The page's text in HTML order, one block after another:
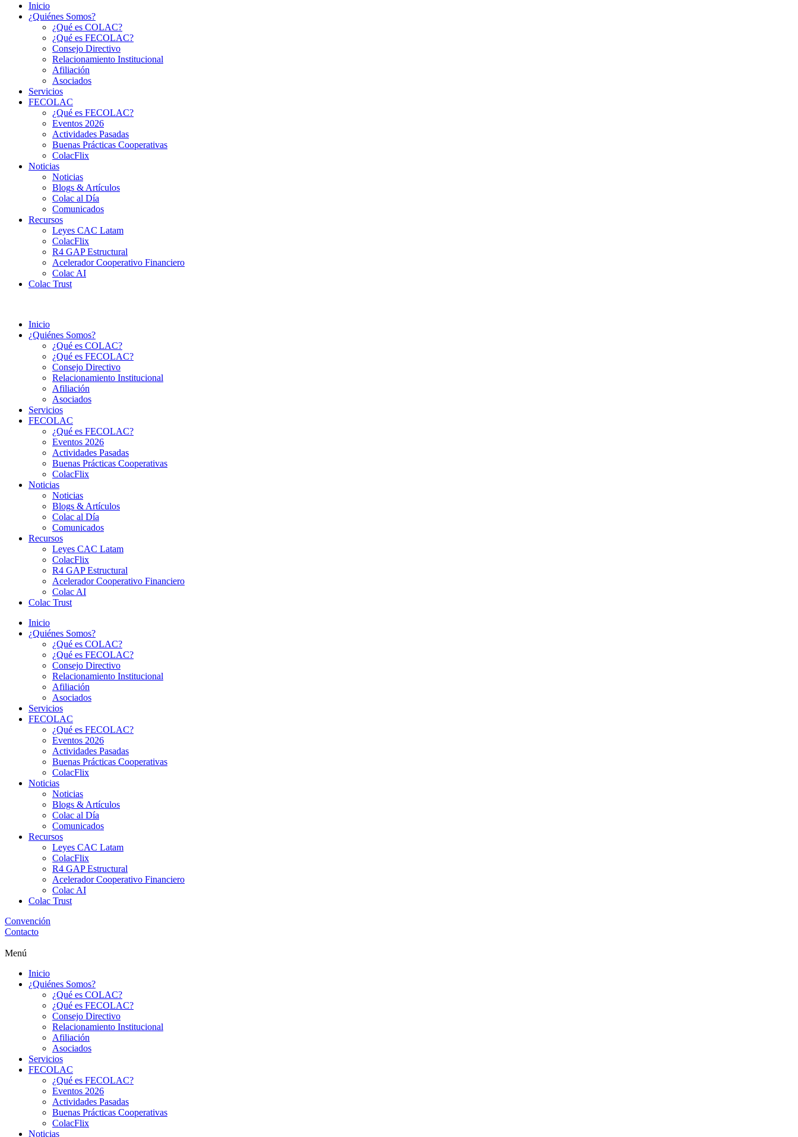
Inicio
¿Quiénes Somos?
¿Qué es COLAC?
¿Qué es FECOLAC?
Consejo Directivo
Relacionamiento Institucional
Afiliación
Asociados
Servicios
FECOLAC
¿Qué es FECOLAC?
Eventos 2026
Actividades Pasadas
Buenas Prácticas Cooperativas
ColacFlix
Noticias
Noticias
Blogs & Artículos
Colac al Día
Comunicados
Recursos
Leyes CAC Latam
ColacFlix
R4 GAP Estructural
Acelerador Cooperativo Financiero
Colac AI
Colac Trust
Inicio
¿Quiénes Somos?
¿Qué es COLAC?
¿Qué es FECOLAC?
Consejo Directivo
Relacionamiento Institucional
Afiliación
Asociados
Servicios
FECOLAC
¿Qué es FECOLAC?
Eventos 2026
Actividades Pasadas
Buenas Prácticas Cooperativas
ColacFlix
Noticias
Noticias
Blogs & Artículos
Colac al Día
Comunicados
Recursos
Leyes CAC Latam
ColacFlix
R4 GAP Estructural
Acelerador Cooperativo Financiero
Colac AI
Colac Trust
Inicio
¿Quiénes Somos?
¿Qué es COLAC?
¿Qué es FECOLAC?
Consejo Directivo
Relacionamiento Institucional
Afiliación
Asociados
Servicios
FECOLAC
¿Qué es FECOLAC?
Eventos 2026
Actividades Pasadas
Buenas Prácticas Cooperativas
ColacFlix
Noticias
Noticias
Blogs & Artículos
Colac al Día
Comunicados
Recursos
Leyes CAC Latam
ColacFlix
R4 GAP Estructural
Acelerador Cooperativo Financiero
Colac AI
Colac Trust
Convención
Contacto
Menú
Inicio
¿Quiénes Somos?
¿Qué es COLAC?
¿Qué es FECOLAC?
Consejo Directivo
Relacionamiento Institucional
Afiliación
Asociados
Servicios
FECOLAC
¿Qué es FECOLAC?
Eventos 2026
Actividades Pasadas
Buenas Prácticas Cooperativas
ColacFlix
Noticias